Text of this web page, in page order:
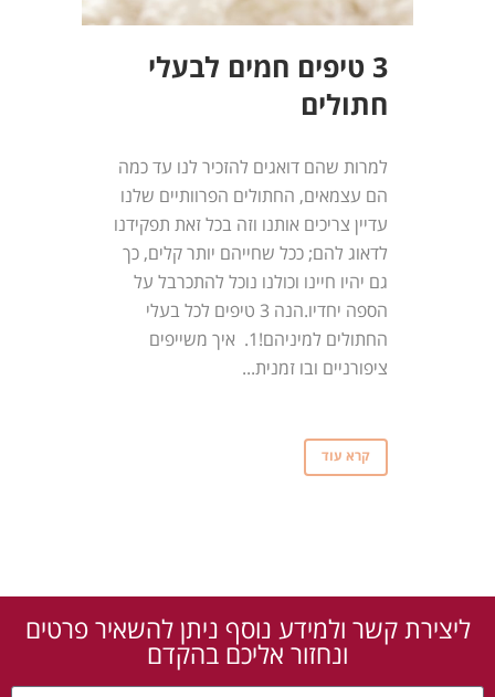
3 טיפים חמים לבעלי
חתולים
למרות שהם דואגים להזכיר לנו עד כמה
הם עצמאים, החתולים הפרוותיים שלנו
עדיין צריכים אותנו וזה בכל זאת תפקידנו
לדאוג להם; ככל שחייהם יותר קלים, כך
גם יהיו חיינו וכולנו נוכל להתכרבל על
הספה יחדיו.הנה 3 טיפים לכל בעלי
החתולים למיניהם!1. איך משייפים
ציפורניים ובו זמנית...
קרא עוד
ליצירת קשר ולמידע נוסף ניתן להשאיר פרטים
ונחזור אליכם בהקדם